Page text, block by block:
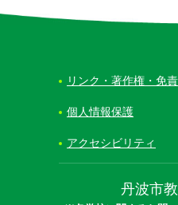
丹波市
リンク・著作権・免
個人情報保護
アクセシビリティ